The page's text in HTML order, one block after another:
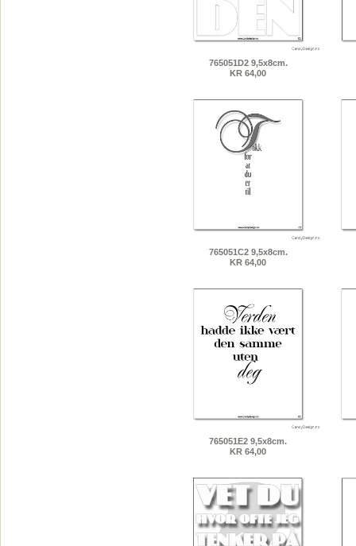
765051D2 9,5x8cm.
KR 64,00
765051C2 9,5x8cm.
KR 64,00
765051E2 9,5x8cm.
KR 64,00